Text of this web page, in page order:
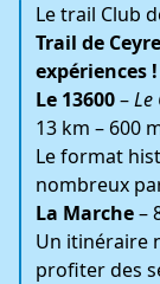
Le trail Club
Trail de
expériences !
Le 13600–Le
13 km – 600
Le format
nombreux
La Marche–
Un itinéraire
profiter des